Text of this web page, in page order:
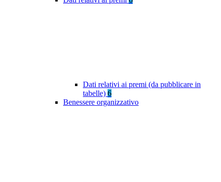
Dati relativi ai premi (da pubblicare in
tabelle) 6
Benessere organizzativo